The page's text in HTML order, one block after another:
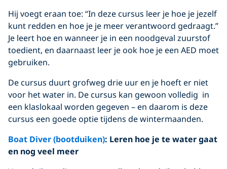
Hij voegt eraan toe: “In deze cursus leer je hoe je jezelf
kunt redden en hoe je je meer verantwoord gedraagt.”
Je leert hoe en wanneer je in een noodgeval zuurstof
toedient, en daarnaast leer je ook hoe je een AED moet
gebruiken.
De cursus duurt grofweg drie uur en je hoeft er niet
voor het water in. De cursus kan gewoon volledig in
een klaslokaal worden gegeven – en daarom is deze
cursus een goede optie tijdens de wintermaanden.
Boat Diver (bootduiken): Leren hoe je te water gaat
en nog veel meer